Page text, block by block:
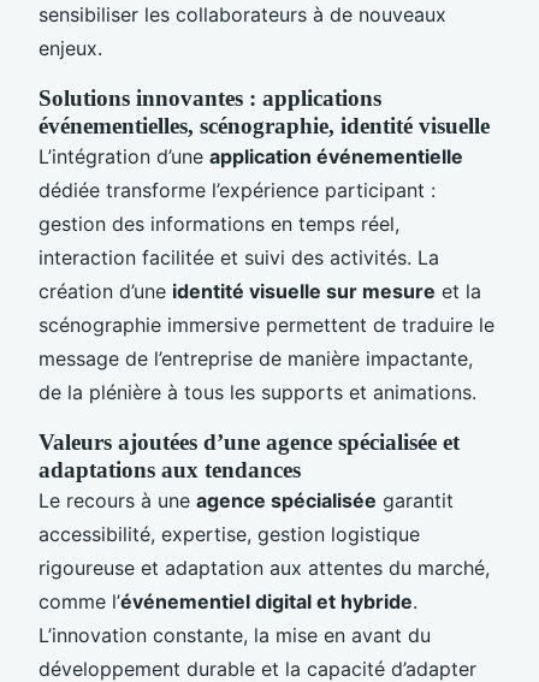
sensibiliser les collaborateurs à de nouveaux
enjeux.
Solutions innovantes : applications
événementielles, scénographie, identité visuelle
L’intégration d’une application événementielle
dédiée transforme l’expérience participant :
gestion des informations en temps réel,
interaction facilitée et suivi des activités. La
création d’une identité visuelle sur mesure et la
scénographie immersive permettent de traduire le
message de l’entreprise de manière impactante,
de la plénière à tous les supports et animations.
Valeurs ajoutées d’une agence spécialisée et
adaptations aux tendances
Le recours à une agence spécialisée garantit
accessibilité, expertise, gestion logistique
rigoureuse et adaptation aux attentes du marché,
comme l’événementiel digital et hybride.
L’innovation constante, la mise en avant du
développement durable et la capacité d’adapter